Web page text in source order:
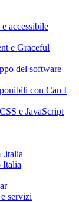
accessibile
e Graceful
del software
con Can I
e JavaScript
.italia
Italia
servizi